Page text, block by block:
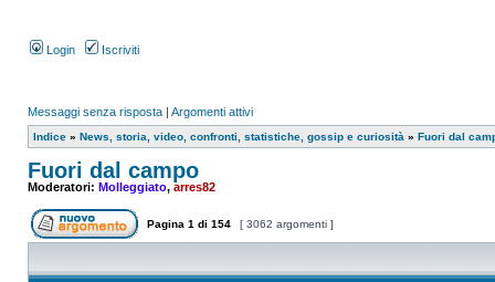
Login Iscriviti
Messaggi senza risposta | Argomenti attivi
Indice » News, storia, video, confronti, statistiche, gossip e curiosità » Fuori dal
Fuori dal campo
Moderatori: Molleggiato, arres82
Pagina 1 di 154 [ 3062 argomenti ]